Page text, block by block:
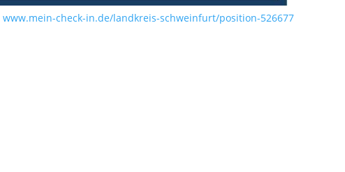
www.mein-check-in.de/landkreis-schweinfurt/position-526677